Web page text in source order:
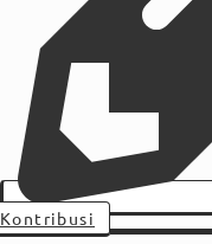
Kontribusi